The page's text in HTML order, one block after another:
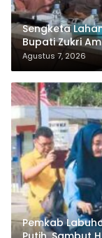
Sengketa
Bupati Zukri
Agustus 7, 2026
Pemkab